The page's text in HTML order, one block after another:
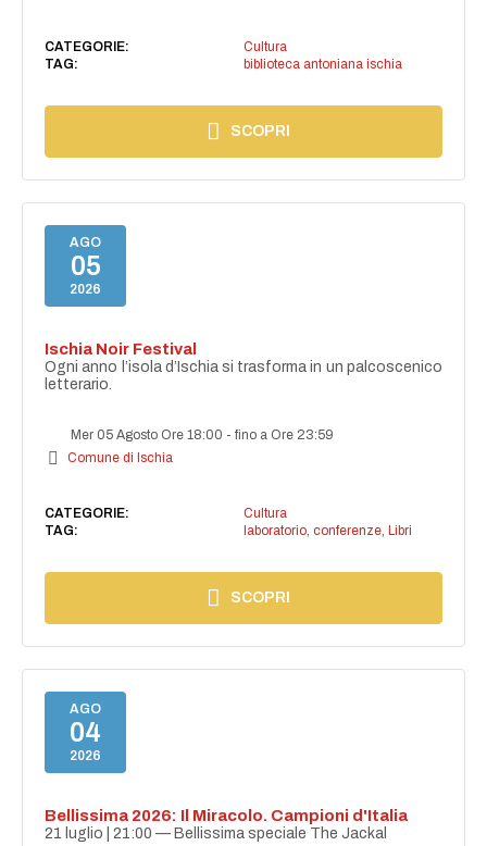
CATEGORIE:
Cultura
TAG:
biblioteca antoniana ischia
SCOPRI
AGO
05
2026
Ischia Noir Festival
Ogni anno l’isola d’Ischia si trasforma in un palcoscenico
letterario.
Mer 05 Agosto Ore 18:00 -fino a Ore 23:59
Comune di Ischia
CATEGORIE:
Cultura
TAG:
laboratorio, conferenze, Libri
SCOPRI
AGO
04
2026
Bellissima 2026: Il Miracolo. Campioni d'Italia
21 luglio | 21:00 — Bellissima speciale The Jackal